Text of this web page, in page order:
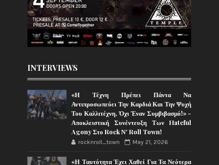
INTERVIEWS
«Η Τέχνη Πρέπει Πάντα Να
Αντιπροσωπεύει Την Καρδιά Και Την Ψυχή
Του Καλλιτέχνη, Όχι Έναν Συμβιβασμό!» -
Αποκλειστική Συνέντευξη Των Hateful
Agony Στο Rock N' Roll Town!
rocknroll_town May 21, 2026
«Η Ταυτότητα Έχει Χαθεί Για Τα Νεότερα